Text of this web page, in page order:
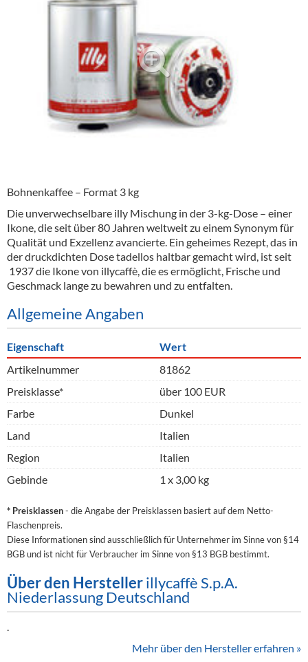
Alkoholfreie Getränke
Equipment
Bohnenkaffee – Format 3 kg
Die unverwechselbare illy Mischung in der 3-kg-Dose – einer
Ikone, die seit über 80 Jahren weltweit zu einem Synonym für
Qualität und Exzellenz avancierte. Ein geheimes Rezept, das in
der druckdichten Dose tadellos haltbar gemacht wird, ist seit
1937 die Ikone von illycaffè, die es ermöglicht, Frische und
Geschmack lange zu bewahren und zu entfalten.
Allgemeine Angaben
Eigenschaft
Wert
Artikelnummer
81862
Preisklasse*
über 100 EUR
Farbe
Dunkel
Land
Italien
Region
Italien
Gebinde
1 x 3,00 kg
* Preisklassen- die Angabe der Preisklassen basiert auf dem Netto-
Flaschenpreis.
Diese Informationen sind ausschließlich für Unternehmer im Sinne von §14
BGB und ist nicht für Verbraucher im Sinne von §13 BGB bestimmt.
Über den Herstellerillycaffè S.p.A.
Niederlassung Deutschland
Mehr über den Hersteller erfahren »